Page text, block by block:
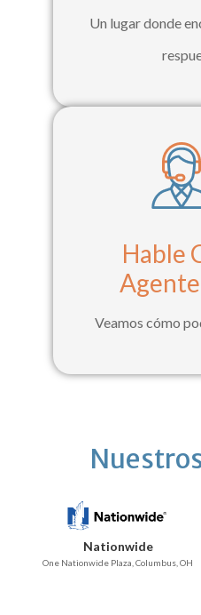
Un lugar donde
Hable
Veamos cómo
Nationwide
One Nationwide Plaza, Columbus, OH